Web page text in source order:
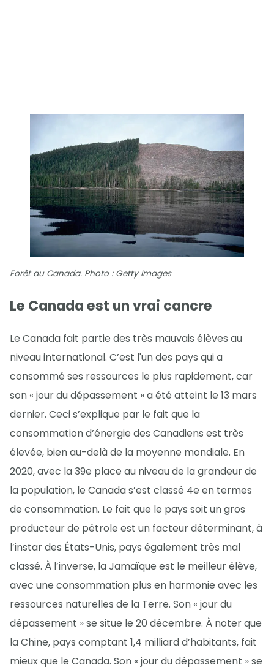
Forêt au Canada. Photo : Getty Images
Le Canada est un vrai cancre
Le Canada fait partie des très mauvais élèves au
niveau international. C’est l'un des pays qui a
consommé ses ressources le plus rapidement, car
son « jour du dépassement » a été atteint le 13 mars
dernier. Ceci s’explique par le fait que la
consommation d’énergie des Canadiens est très
élevée, bien au-delà de la moyenne mondiale. En
2020, avec la 39e place au niveau de la grandeur de
la population, le Canada s’est classé 4e en termes
de consommation. Le fait que le pays soit un gros
producteur de pétrole est un facteur déterminant, à
l’instar des États-Unis, pays également très mal
classé. À l’inverse, la Jamaïque est le meilleur élève,
avec une consommation plus en harmonie avec les
ressources naturelles de la Terre. Son « jour du
dépassement » se situe le 20 décembre. À noter que
la Chine, pays comptant 1,4 milliard d’habitants, fait
mieux que le Canada. Son « jour du dépassement » se